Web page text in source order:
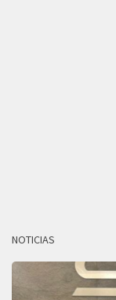
NOTICIAS